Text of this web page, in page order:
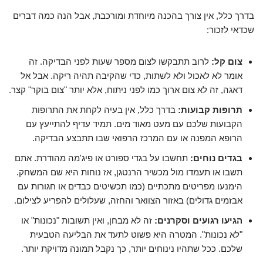
בדרך כלל, אין צורך בהכנה מיוחדת ומורכבת, אבל הנה כמה דברים
שכדאי לזכור:
צום קל: לרוב תתבקשו לצום מספר שעות לפני הבדיקה. זה
אומר לא לאכול ולא לשתות, כדי שהקיבה תהיה ריקה. אבל אל
דאגה, זה לא צום ארוך כמו לפני ניתוח, אלא יותר "צום בוקר" קצר.
תרופות קבועות: בדרך כלל, אין בעיה לקחת את התרופות
הקבועות שלכם עם מעט מאוד מים. תמיד עדיף להתייעץ עם
הרופא המפנה או עם המרכז הרפואי שבו תתבצע הבדיקה.
בגדים נוחים: תחשבו על בגדי ספורט או פיג'מה מהודרת. אתם
תשבו או תעמדו מול מכשיר הרנטגן, אז נוחות היא שם המשחק.
הימנעו מפריטים מתכתיים (כמו תכשיטים כבדים או חגורות עם
אבזמים גדולים) באזור הצוואר והחזה, שעלולים להפריע לצילום.
הגיעו רגועים וסקרנים: זה לא מבחן, ואין תשובות "נכונות" או
"לא נכונות". המטרה היא פשוט לתעד את הבליעה הטבעית
שלכם. ככל שתהיו נינוחים יותר, כך נקבל תמונה מדויקת יותר.